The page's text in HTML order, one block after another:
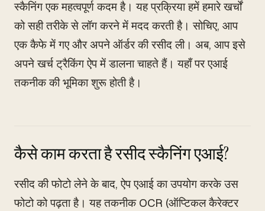
स्कैनिंग एक महत्वपूर्ण कदम है। यह प्रक्रिया हमें हमारे खर्चों
को सही तरीके से लॉग करने में मदद करती है। सोचिए, आप
एक कैफे में गए और अपने ऑर्डर की रसीद ली। अब, आप इसे
अपने खर्च ट्रैकिंग ऐप में डालना चाहते हैं। यहाँ पर एआई
तकनीक की भूमिका शुरू होती है।
कैसे काम करता है रसीद स्कैनिंग एआई?
रसीद की फोटो लेने के बाद, ऐप एआई का उपयोग करके उस
फोटो को पढ़ता है। यह तकनीक OCR (ऑप्टिकल कैरेक्टर